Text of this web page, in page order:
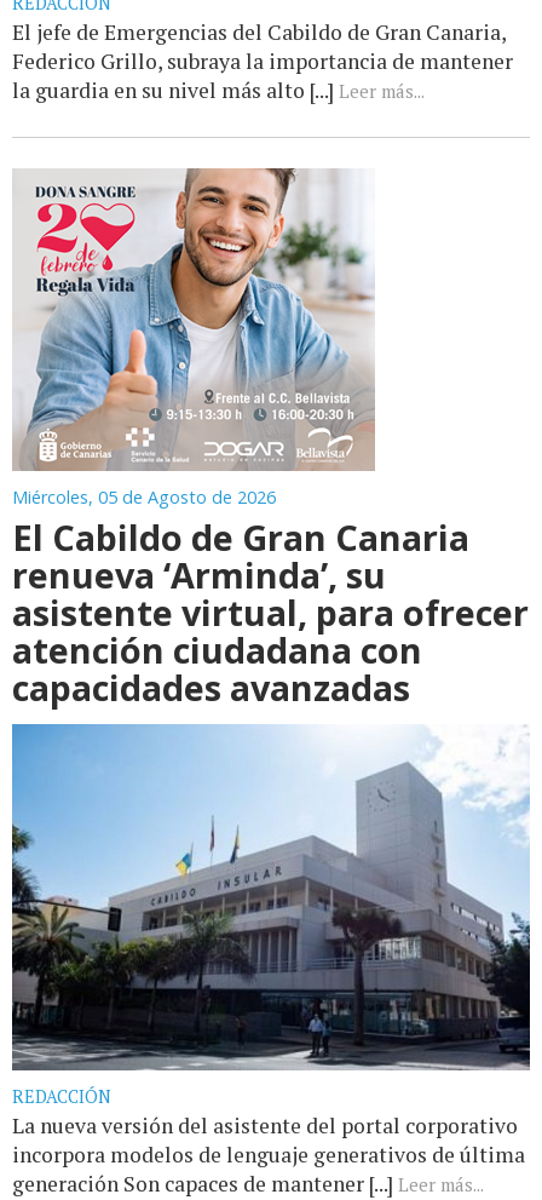
El jefe de Emergencias del Cabildo de Gran Canaria,
Federico Grillo, subraya la importancia de mantener
la guardia en su nivel más alto [...] Leer más...
Miércoles, 05 de Agosto de 2026
El Cabildo de Gran Canaria
renueva ‘Arminda’, su
asistente virtual, para ofrecer
atención ciudadana con
capacidades avanzadas
REDACCIÓN
La nueva versión del asistente del portal corporativo
incorpora modelos de lenguaje generativos de última
generación Son capaces de mantener [...] Leer más...